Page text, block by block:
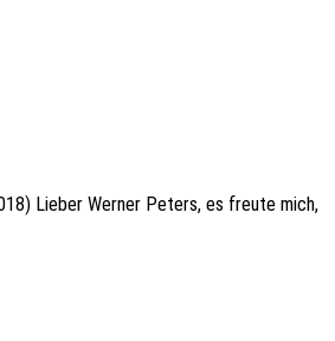
Lieber Werner Peters, es freute mich,